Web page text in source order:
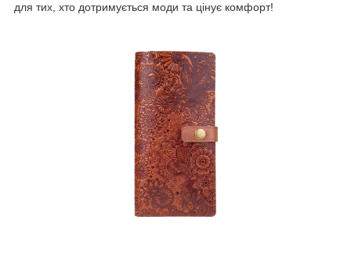
для тих, хто дотримується моди та цінує комфорт!